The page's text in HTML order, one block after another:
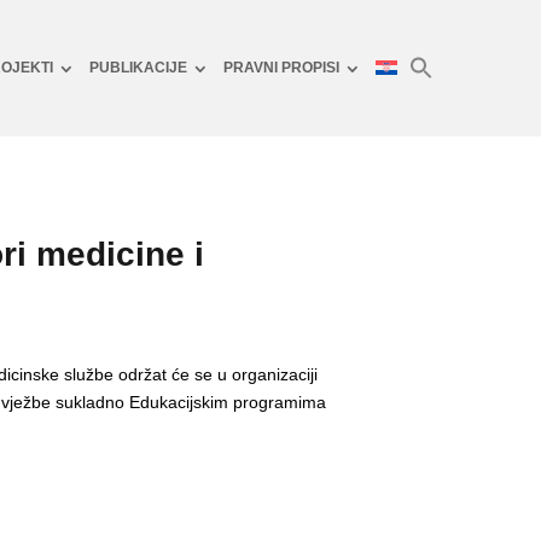
PUBLIKACIJE PRAVNI PROPISI
medicine i
službe održat će se u organizaciji
sukladno Edukacijskim programima